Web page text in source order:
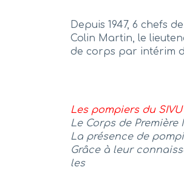
Depuis 1947, 6 chefs
Colin Martin, le
de corps par intérim
Les pompiers du
Le Corps de
La présence de
Grâce à leur
les